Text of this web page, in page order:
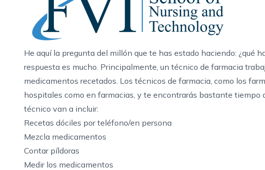
He aquí la pregunta del millón que te has estado haciendo: ¿qué
respuesta es mucho. Principalmente, un técnico de farmacia
medicamentos recetados. Los técnicos de farmacia, como los
hospitales como en farmacias, y te encontrarás bastante tiempo
técnico van a incluir:
Recetas dóciles por teléfono/en persona
Mezcla medicamentos
Contar píldoras
Medir los medicamentos